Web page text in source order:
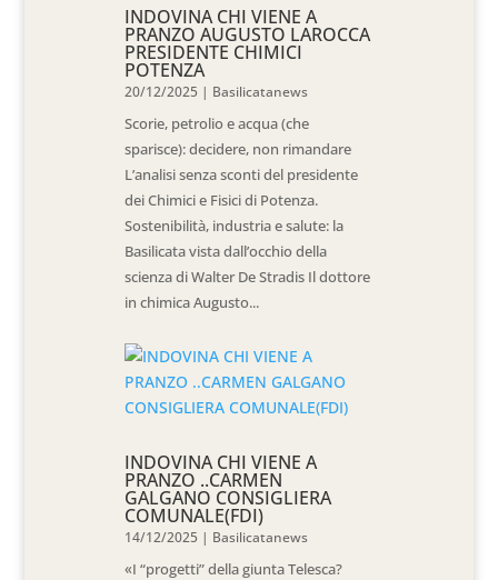
INDOVINA CHI VIENE A
PRANZO AUGUSTO LAROCCA
PRESIDENTE CHIMICI
POTENZA
20/12/2025 | Basilicatanews
Scorie, petrolio e acqua (che
sparisce): decidere, non rimandare
L’analisi senza sconti del presidente
dei Chimici e Fisici di Potenza.
Sostenibilità, industria e salute: la
Basilicata vista dall’occhio della
scienza di Walter De Stradis Il dottore
in chimica Augusto...
INDOVINA CHI VIENE A
PRANZO ..CARMEN
GALGANO CONSIGLIERA
COMUNALE(FDI)
14/12/2025 | Basilicatanews
«I “progetti” della giunta Telesca?